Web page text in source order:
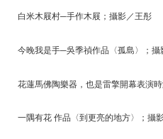
白米木屐村─手作木屐；攝影／王彤
今晚我是手─吳季禎作品〈孤島〉；攝
花蓮馬佛陶樂器，也是雷擎開幕表演
一隅有花 作品〈到更亮的地方〉；攝